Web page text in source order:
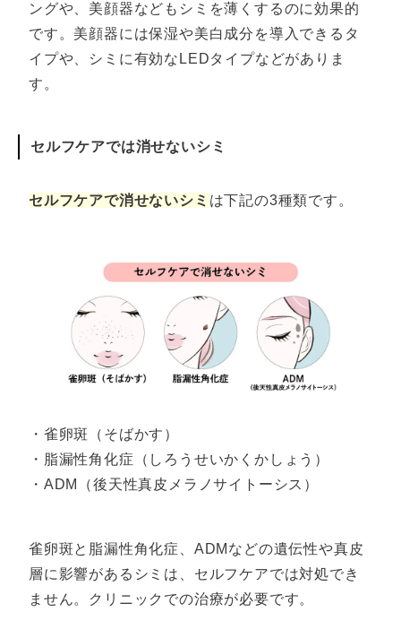
ングや、美顔器などもシミを薄くするのに効果的
です。美顔器には保湿や美白成分を導入できるタ
イプや、シミに有効なLEDタイプなどがありま
す。
セルフケアでは消せないシミ
セルフケアで消せないシミ は下記の3種類です。
・雀卵斑（そばかす）
・脂漏性角化症（しろうせいかくかしょう）
・ADM（後天性真皮メラノサイトーシス）
雀卵斑と脂漏性角化症、ADMなどの遺伝性や真皮
層に影響があるシミは、セルフケアでは対処でき
ません。クリニックでの治療が必要です。